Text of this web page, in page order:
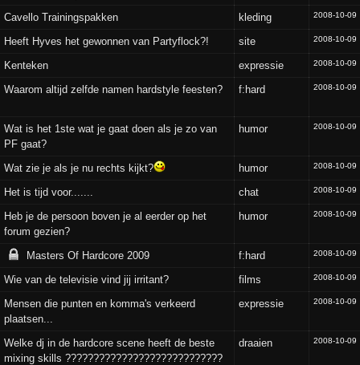
Cavello Trainingspakken kleding 2008-10-09
Heeft Hyves het gewonnen van Partyflock?! site 2008-10-09
Kenteken expressie 2008-10-09
Waarom altijd zelfde namen hardstyle feesten? f:hard 2008-10-09
Wat is het 1ste wat je gaat doen als je zo van
PF gaat?
humor 2008-10-09
Wat zie je als je nu rechts kijkt? humor 2008-10-09
Het is tijd voor....... chat 2008-10-09
Heb je de persoon boven je al eerder op het
forum gezien?
humor 2008-10-09
Masters Of Hardcore 2009 f:hard 2008-10-09
Wie van de televisie vind jij irritant? films 2008-10-09
Mensen die punten en komma's verkeerd
plaatsen...
expressie 2008-10-09
Welke dj in de hardcore scene heeft de beste
mixing skills ????????????????????????????
draaien 2008-10-09